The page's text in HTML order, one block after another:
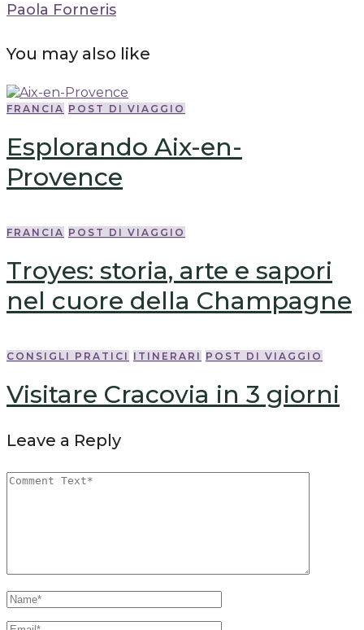
Paola Forneris
You may also like
FRANCIA POST DI VIAGGIO
Esplorando Aix-en-
Provence
FRANCIA POST DI VIAGGIO
Troyes: storia, arte e sapori
nel cuore della Champagne
CONSIGLI PRATICI ITINERARI POST DI VIAGGIO
Visitare Cracovia in 3 giorni
Leave a Reply